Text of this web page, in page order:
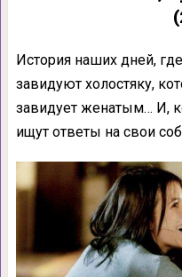
История наших дней,
завидуют холостяку,
завидует женатым… И,
ищут ответы на свои